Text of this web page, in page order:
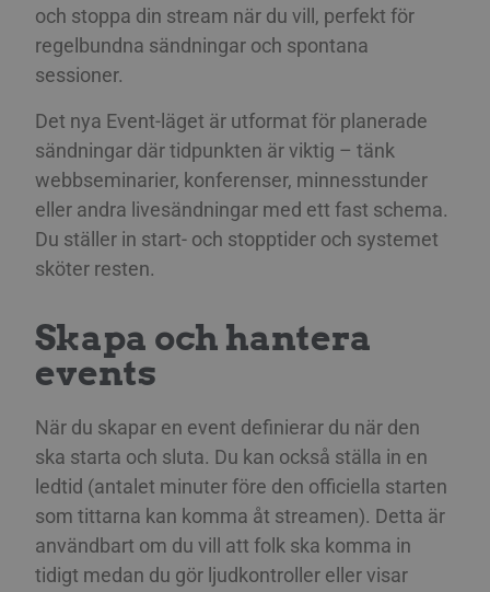
och stoppa din stream när du vill, perfekt för
regelbundna sändningar och spontana
sessioner.
Det nya Event-läget är utformat för planerade
sändningar där tidpunkten är viktig – tänk
webbseminarier, konferenser, minnesstunder
eller andra livesändningar med ett fast schema.
Du ställer in start- och stopptider och systemet
sköter resten.
Skapa och hantera
events
När du skapar en event definierar du när den
ska starta och sluta. Du kan också ställa in en
ledtid (antalet minuter före den officiella starten
som tittarna kan komma åt streamen). Detta är
användbart om du vill att folk ska komma in
tidigt medan du gör ljudkontroller eller visar